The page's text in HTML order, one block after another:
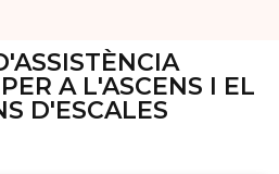
A L'ASCENS I EL
D'ESCALES